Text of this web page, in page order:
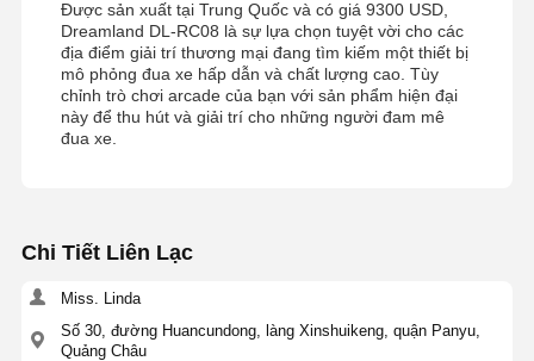
Được sản xuất tại Trung Quốc và có giá 9300 USD,
Dreamland DL-RC08 là sự lựa chọn tuyệt vời cho các
địa điểm giải trí thương mại đang tìm kiếm một thiết bị
mô phỏng đua xe hấp dẫn và chất lượng cao. Tùy
chỉnh trò chơi arcade của bạn với sản phẩm hiện đại
này để thu hút và giải trí cho những người đam mê
đua xe.
Chi Tiết Liên Lạc
Miss. Linda
Số 30, đường Huancundong, làng Xinshuikeng, quận Panyu,
Quảng Châu